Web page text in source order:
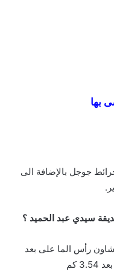
جوجل بالإضافة الى
سيدي عبد الحميد ؟
رأس الما على بعد